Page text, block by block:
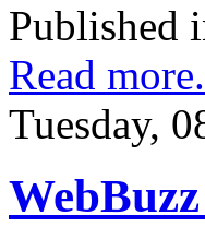
Published
Read
Tuesday,